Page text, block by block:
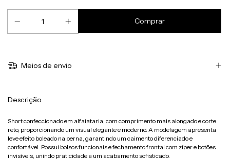
Meios de envio
Descrição
Short confeccionado em alfaiataria, com comprimento mais alongado e corte
reto, proporcionando um visual elegante e moderno. A modelagem apresenta
leve efeito boleado na perna, garantindo um caimento diferenciado e
confortável. Possui bolsos funcionais e fechamento frontal com zíper e botões
invisíveis, unindo praticidade a um acabamento sofisticado.